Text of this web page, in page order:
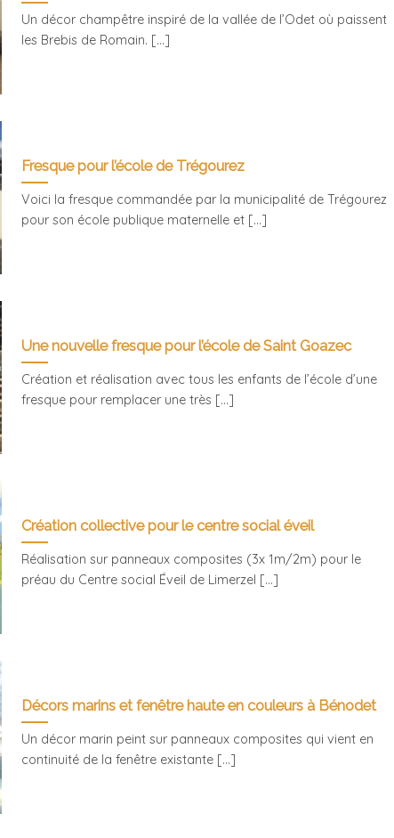
Un décor champêtre inspiré de la vallée de l’Odet où paissent
les Brebis de Romain. [...]
Fresque pour l’école de Trégourez
Voici la fresque commandée par la municipalité de Trégourez
pour son école publique maternelle et [...]
Une nouvelle fresque pour l’école de Saint Goazec
Création et réalisation avec tous les enfants de l’école d’une
fresque pour remplacer une très [...]
Création collective pour le centre social éveil
Réalisation sur panneaux composites (3x 1m/2m) pour le
préau du Centre social Éveil de Limerzel [...]
Décors marins et fenêtre haute en couleurs à Bénodet
Un décor marin peint sur panneaux composites qui vient en
continuité de la fenêtre existante [...]